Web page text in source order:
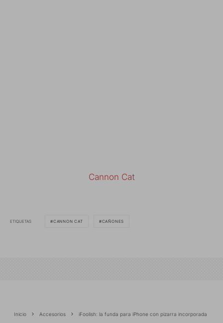
Cannon Cat
ETIQUETAS CANNON CAT CAÑONES
Inicio Accesorios iFoolish: la funda para iPhone con pizarra incorporada